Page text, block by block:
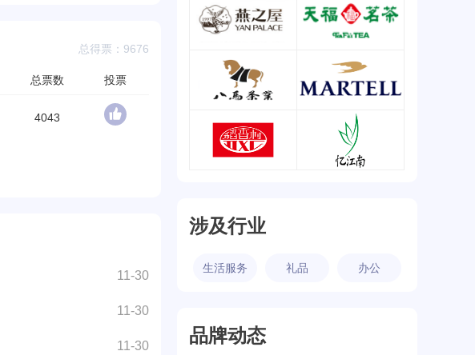
总得票：9676
总票数 投票
4043
11-30
11-30
11-30
茅台/MOUTAI
查看详情
东阿
查看详情
燕之屋/YanPlace
查看详情
天福茗茶
查看详情
八马茶业
查看详情
马爹利/Martell
查看详情
涉及行业
生活服务 礼品 办公
品牌动态